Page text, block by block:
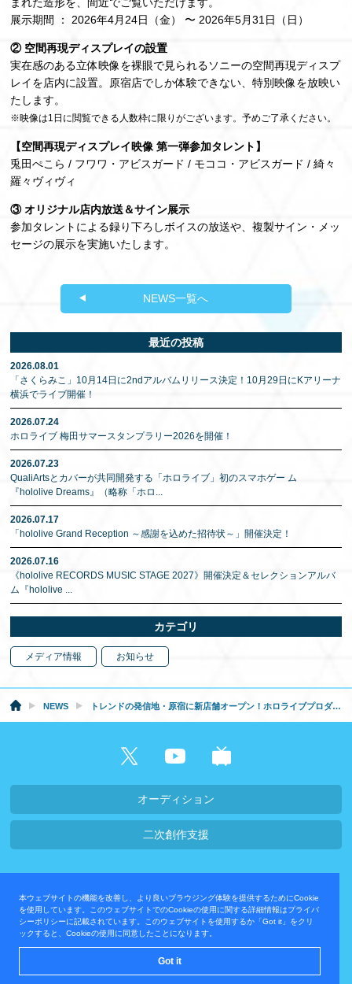
本ウェブサイトの機能を改善し、より良いブラウジング体験を提供するためにCookie
を使用しています。このウェブサイトでのCookieの使用に関する詳細情報はプライバ
シーポリシーに記載されています。このウェブサイトを使用するか「Got it」をクリ
ックすると、Cookieの使用に同意したことになります。
Got it
展示期間 ： 2026年4月24日（金） 〜 2026年5月31日（日）
② 空間再現ディスプレイの設置
実在感のある立体映像を裸眼で見られるソニーの空間再現ディスプ
レイを店内に設置。原宿店でしか体験できない、特別映像を放映い
たします。
※映像は1日に閲覧できる人数枠に限りがございます。予めご了承ください。
【空間再現ディスプレイ映像 第一弾参加タレント】
兎田ぺこら / フワワ・アビスガード / モココ・アビスガード / 綺々
羅々ヴィヴィ
③ オリジナル店内放送＆サイン展示
参加タレントによる録り下ろしボイスの放送や、複製サイン・メッ
セージの展示を実施いたします。
NEWS一覧へ
最近の投稿
2026.08.01
「さくらみこ」10月14日に2ndアルバムリリース決定！10月29日にKアリーナ
横浜でライブ開催！
2026.07.24
ホロライブ 梅田サマースタンプラリー2026を開催！
2026.07.23
QualiArtsとカバーが共同開発する「ホロライブ」初のスマホゲー ム
『hololive Dreams』（略称「ホロ ...
2026.07.17
「hololive Grand Reception ～感謝を込めた招待状～」開催決定！
2026.07.16
《hololive RECORDS MUSIC STAGE 2027》開催決定＆セレクションアルバ
ム『hololive ...
カテゴリ
メディア情報 お知らせ
NEWS トレンドの発信地・原宿に新店舗オープン！ホロライブプロダクション公式ショップ「hololive production official shop in Harajuku」が2026年4月24日に出店決定！
オーディション
二次創作支援
プライバシーポリシー
お問い合わせ
運営会社
© COVER